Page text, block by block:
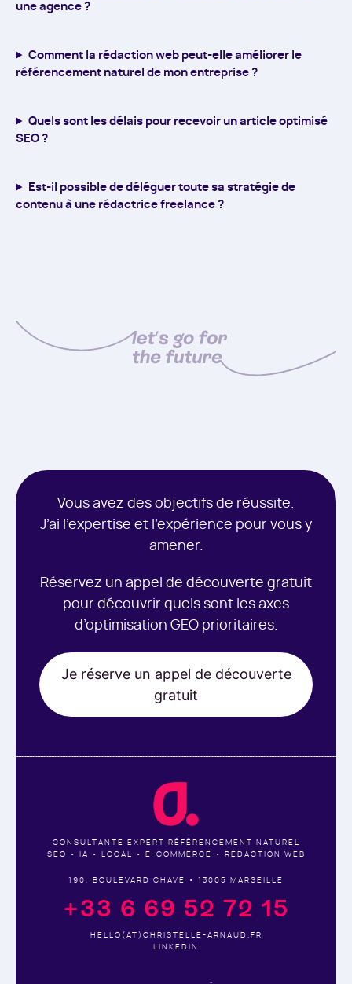
une agence ?
Comment la rédaction web peut-elle améliorer le
référencement naturel de mon entreprise ?
Quels sont les délais pour recevoir un article optimisé
SEO ?
Est-il possible de déléguer toute sa stratégie de
contenu à une rédactrice freelance ?
Vous avez des objectifs de réussite.
J’ai l’expertise et l’expérience pour vous y
amener.
Réservez un appel de découverte gratuit
pour découvrir quels sont les axes
d’optimisation GEO prioritaires.
Je réserve un appel de découverte
gratuit
CONSULTANTE EXPERT RÉFÉRENCEMENT NATUREL
SEO • IA • LOCAL • E-COMMERCE • RÉDACTION WEB
190, BOULEVARD CHAVE • 13005 MARSEILLE
+33 6 69 52 72 15
HELLO(AT)CHRISTELLE-ARNAUD.FR
LINKEDIN